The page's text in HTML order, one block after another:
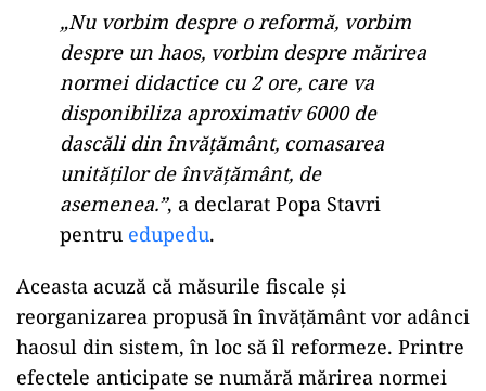
„Nu vorbim despre o reformă, vorbim
despre un haos, vorbim despre mărirea
normei didactice cu 2 ore, care va
disponibiliza aproximativ 6000 de
dascăli din învățământ, comasarea
unităților de învățământ, de
asemenea.”, a declarat Popa Stavri
pentru edupedu.
Aceasta acuză că măsurile fiscale și
reorganizarea propusă în învățământ vor adânci
haosul din sistem, în loc să îl reformeze. Printre
efectele anticipate se numără mărirea normei